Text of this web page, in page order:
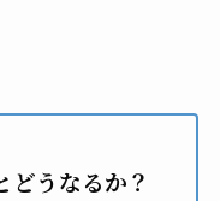
どうなるか？